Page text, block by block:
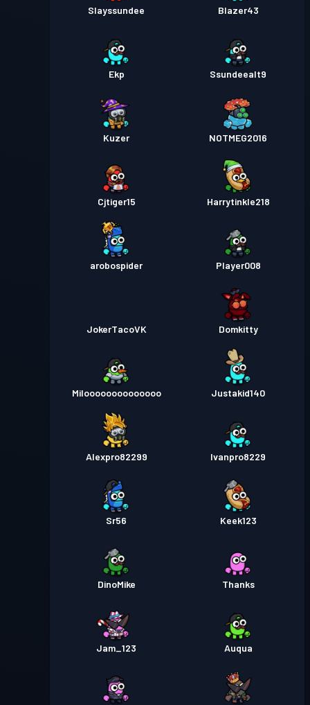
Slayssundee Blazer43
Ekp Ssundeealt9
Kuzer NOTMEG2016
Cjtiger15 Harrytinkle218
arobospider Player008
JokerTacoVK Domkitty
Miloooooooooooooo Justakid140
Alexpro82299 Ivanpro8229
Sr56 Keek123
DinoMike Thanks
Jam_123 Auqua